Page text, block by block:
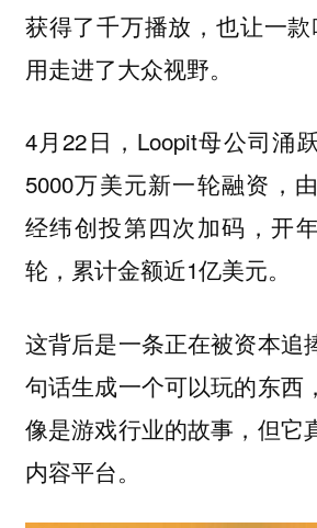
获得了千万播放，也让一
用走进了大众视野。
4月22日，Loopit母公司涌
5000万美元新一轮融资，
经纬创投第四次加码，开
轮，累计金额近1亿美元。
这背后是一条正在被资本追
句话生成一个可以玩的东西
像是游戏行业的故事，但它
内容平台。